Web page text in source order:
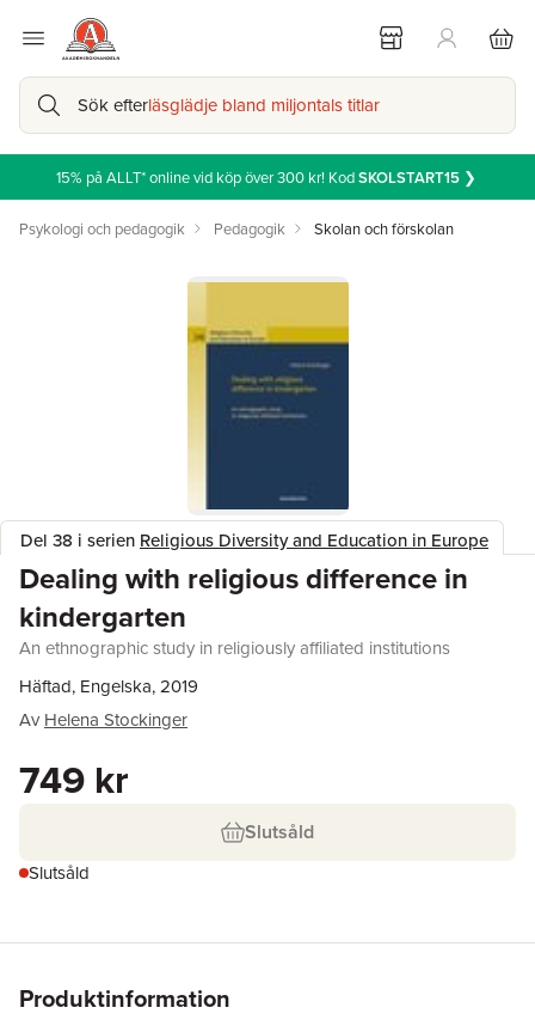
Sök efterläsglädje bland miljontals titlar
15% på ALLT* online vid köp över 300 kr! KodSKOLSTART15❯
Psykologi och pedagogik Pedagogik Skolan och förskolan
Del 38 i serien Religious Diversity and Education in Europe
Dealing with religious difference in
kindergarten
An ethnographic study in religiously affiliated institutions
Häftad, Engelska, 2019
Av Helena Stockinger
749 kr
Slutsåld
Slutsåld
Produktinformation